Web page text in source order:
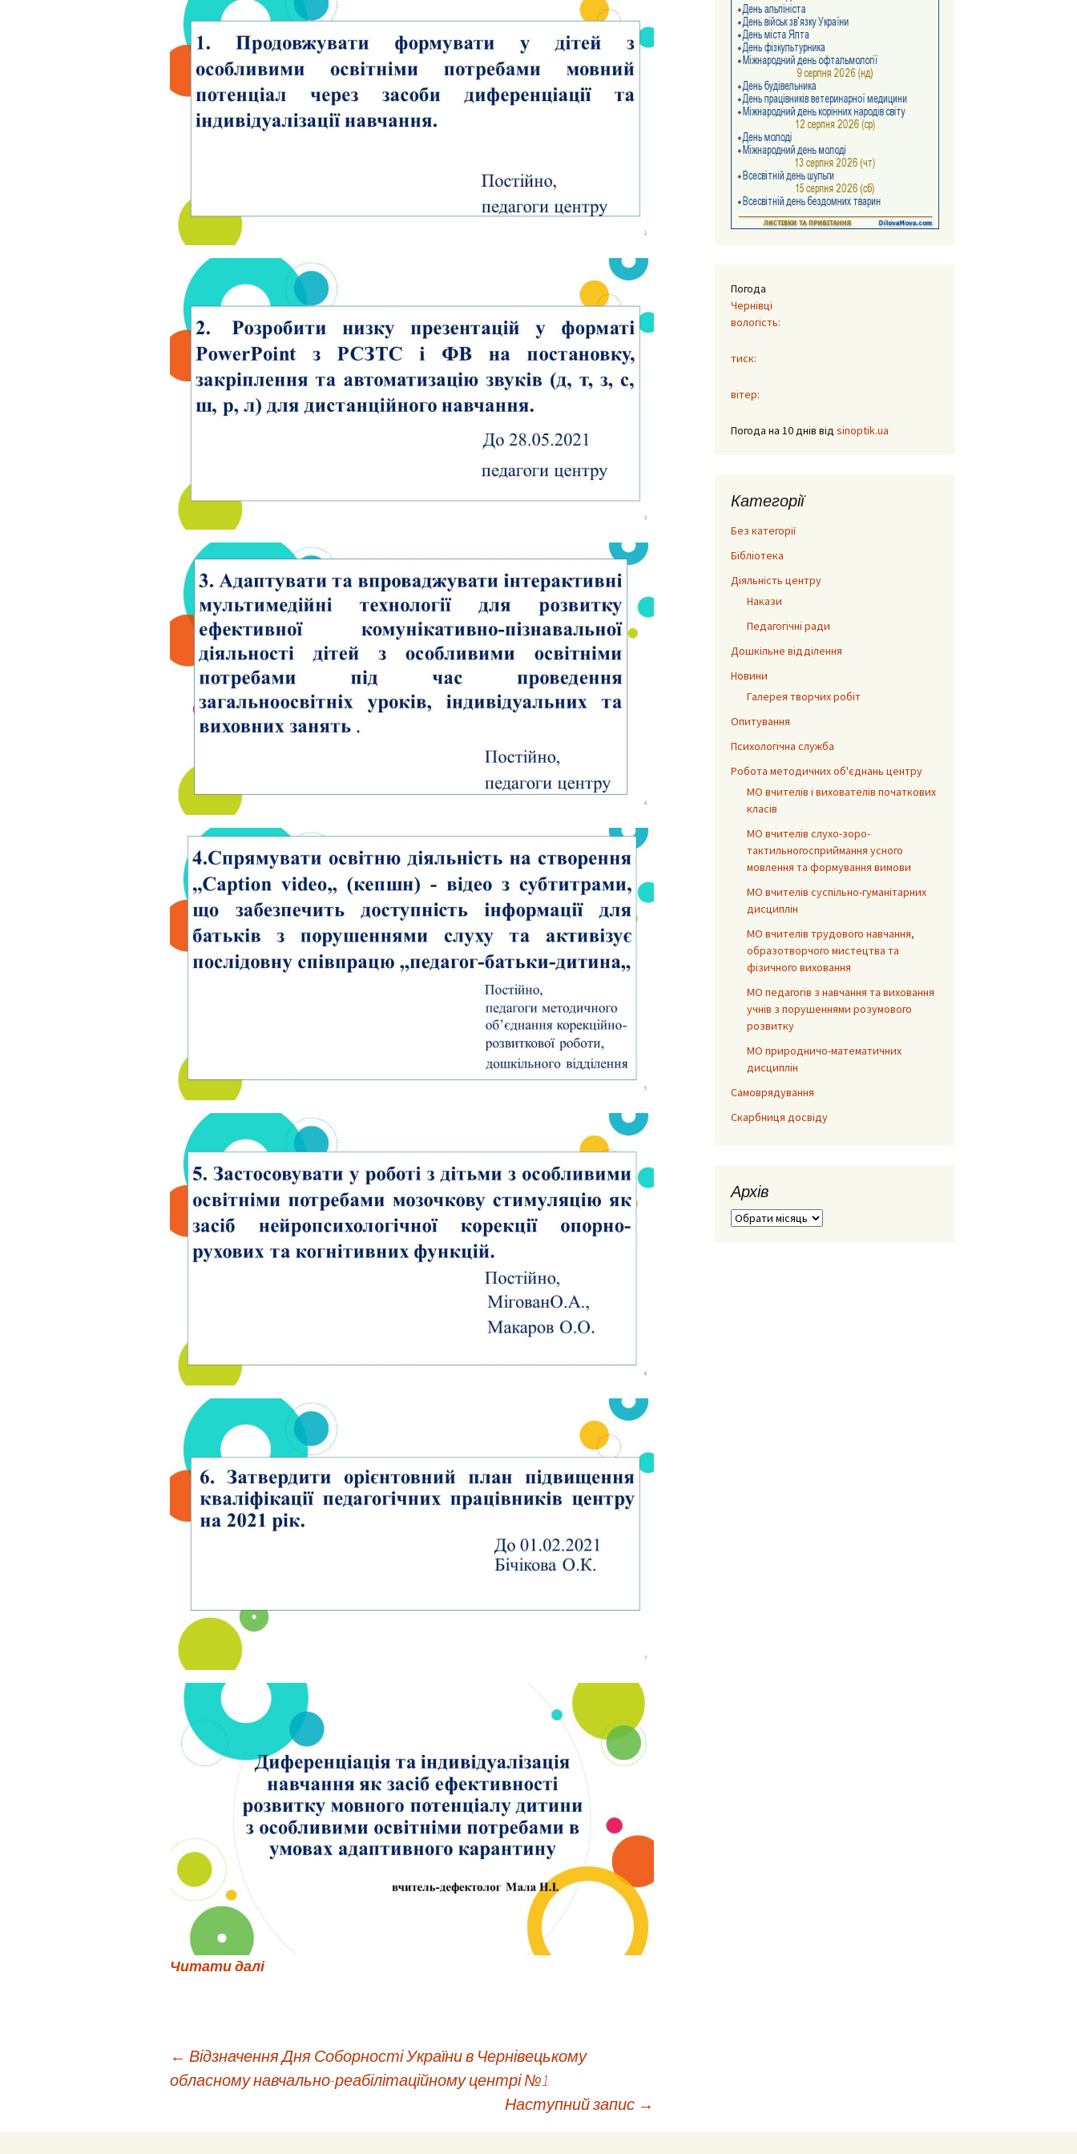
порушеннями
МО вчителів трудового
образотворчого
виховання
МО вчителів і
виховання учнів
розвитку
Читати далі
Навігація
← Відзначення Дня Соборності України в Чернівецькому
обласному навчально-реабілітаційному центрі №1
Наступний запис →
Погода
Чернівці
вологість:
тиск:
вітер:
Погода на 10 днів від sinoptik.ua
Категорії
Без категорії
Бібліотека
Діяльність центру
Накази
Педагогічні ради
Дошкільне відділення
Новини
Галерея творчих робіт
Опитування
Психологічна служба
Робота методичних об'єднань центру
МО вчителів і вихователів початкових
класів
МО вчителів слухо-зоро-
тактильногосприймання усного
мовлення та формування вимови
МО вчителів суспільно-гуманітарних
дисциплін
МО вчителів трудового навчання,
образотворчого мистецтва та
фізичного виховання
МО педагогів з навчання та виховання
учнів з порушеннями розумового
розвитку
МО природничо-математичних
дисциплін
Самоврядування
Скарбниця досвіду
Архів
Архів